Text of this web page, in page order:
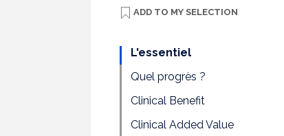
ADD TO MY SELECTION
L'essentiel
Quel progrès ?
Clinical Benefit
Clinical Added Value